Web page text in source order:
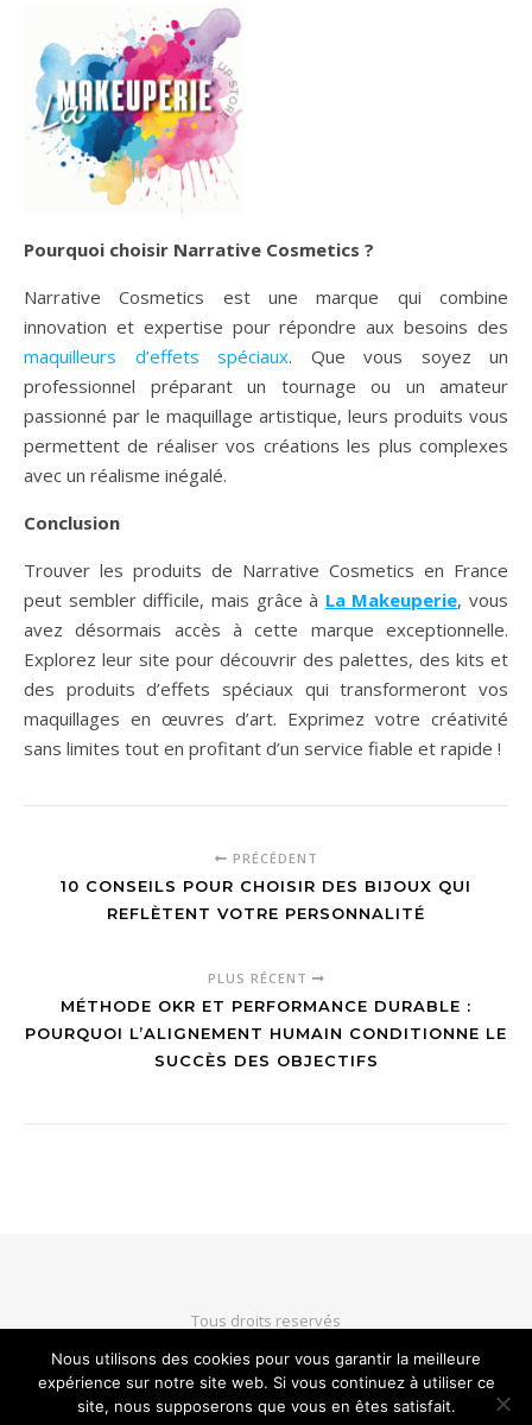
Pourquoi choisir Narrative Cosmetics ?
Narrative Cosmetics est une marque qui combine
innovation et expertise pour répondre aux besoins des
maquilleurs d’effets spéciaux. Que vous soyez un
professionnel préparant un tournage ou un amateur
passionné par le maquillage artistique, leurs produits vous
permettent de réaliser vos créations les plus complexes
avec un réalisme inégalé.
Conclusion
Trouver les produits de Narrative Cosmetics en France
peut sembler difficile, mais grâce à La Makeuperie, vous
avez désormais accès à cette marque exceptionnelle.
Explorez leur site pour découvrir des palettes, des kits et
des produits d’effets spéciaux qui transformeront vos
maquillages en œuvres d’art. Exprimez votre créativité
sans limites tout en profitant d’un service fiable et rapide !
PRÉCÉDENT
10 CONSEILS POUR CHOISIR DES BIJOUX QUI
REFLÈTENT VOTRE PERSONNALITÉ
PLUS RÉCENT
MÉTHODE OKR ET PERFORMANCE DURABLE :
POURQUOI L’ALIGNEMENT HUMAIN CONDITIONNE LE
SUCCÈS DES OBJECTIFS
Tous droits reservés
HAUT DE PAGE
Nous utilisons des cookies pour vous garantir la meilleure
expérience sur notre site web. Si vous continuez à utiliser ce
site, nous supposerons que vous en êtes satisfait.